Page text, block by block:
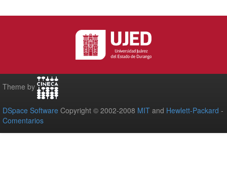
Theme by
DSpace Software Copyright © 2002-2008 MIT and Hewlett-Packard -
Comentarios